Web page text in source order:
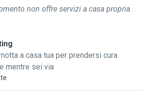
grado di prendermi cura di qualsiasi
come roditori, cavalli e rettili. Il mio
loro confronti viene sempre ripagato
una scodinzolata o una richiesta di
sia il principale motivo per cui amo
lavoro che ormai è una costante
non offre servizi a casa propria.
a casa tua per prendersi cura
mentre sei via